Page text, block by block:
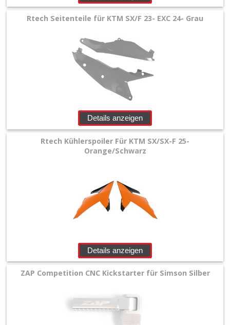
Rtech Seitenteile für KTM SX/F 23- EXC 24- Grau
Details anzeigen
Rtech Kühlerspoiler Für KTM SX/SX-F 25-
Orange/Schwarz
Details anzeigen
ZAP Competition CNC Kickstarter für Simson Silber